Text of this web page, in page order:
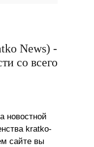
News) -
со всего
новостной
kratko-
сайте вы